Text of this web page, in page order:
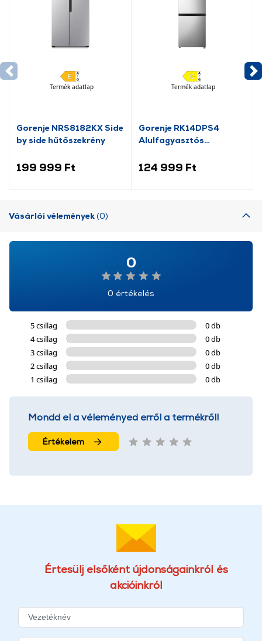
Termék adatlap
Gorenje NRS8182KX Side
by side hűtőszekrény
199 999 Ft
Termék adatlap
Gorenje RK14DPS4
Alulfagyasztós
124 999 Ft
Vásárlói vélemények(0)
0
0 értékelés
5 csillag
0 db
4 csillag
0 db
3 csillag
0 db
2 csillag
0 db
1 csillag
0 db
Mondd el a véleményed erről a termékről!
Értékelem
Értesülj elsőként újdonságainkról és
akcióinkról